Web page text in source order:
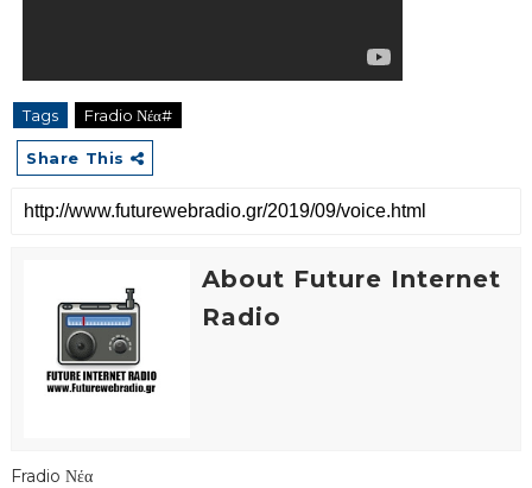
Tags Fradio Νέα#
Share This
About Future Internet
Radio
Fradio Νέα